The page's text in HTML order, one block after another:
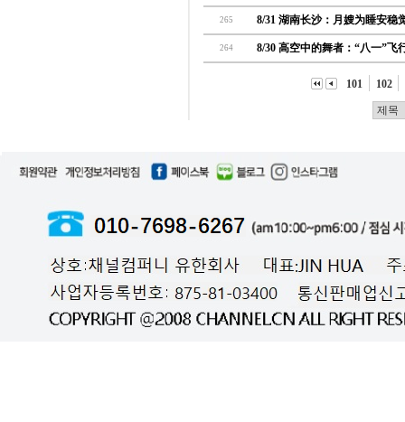
265 8/31 湖南长沙：月嫂为睡安稳
264 8/30 高空中的舞者：“八一”
101 102